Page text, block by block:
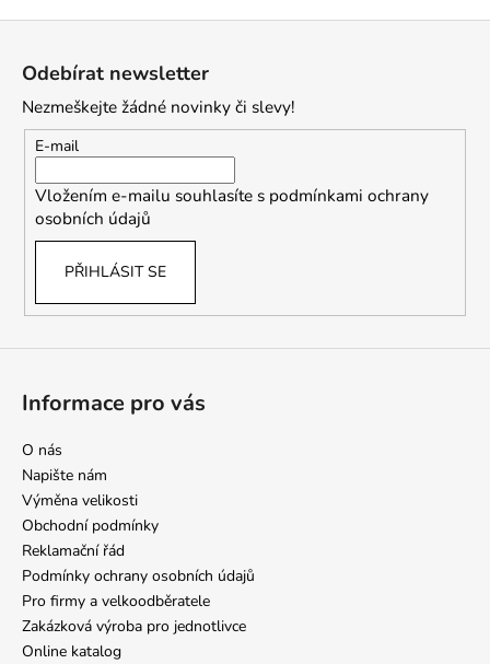
Odebírat newsletter
Nezmeškejte žádné novinky či slevy!
E-mail
Vložením e-mailu souhlasíte s podmínkami ochrany
osobních údajů
PŘIHLÁSIT SE
Informace pro vás
O nás
Napište nám
Výměna velikosti
Obchodní podmínky
Reklamační řád
Podmínky ochrany osobních údajů
Pro firmy a velkoodběratele
Zakázková výroba pro jednotlivce
Online katalog